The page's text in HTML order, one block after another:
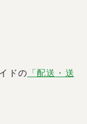
ドの 「配送・送